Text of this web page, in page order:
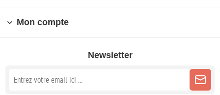
Mon compte
Newsletter